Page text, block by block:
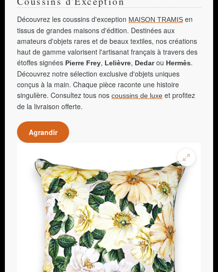
Découvrez les coussins d'exception MAISON TRAMIS en
tissus de grandes maisons d'édition. Destinées aux
amateurs d'objets rares et de beaux textiles, nos créations
haut de gamme valorisent l'artisanat français à travers des
étoffes signées Pierre Frey, Lelièvre, Dedarou Hermès.
Découvrez notre sélection exclusive d'objets uniques
conçus à la main. Chaque pièce raconte une histoire
singulière. Consultez tous nos coussins de luxe et profitez
de la livraison offerte.
Agrandir